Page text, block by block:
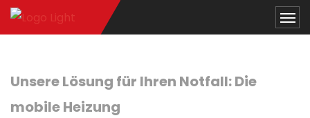
Unsere Lösung für Ihren Notfall: Die
mobile Heizung